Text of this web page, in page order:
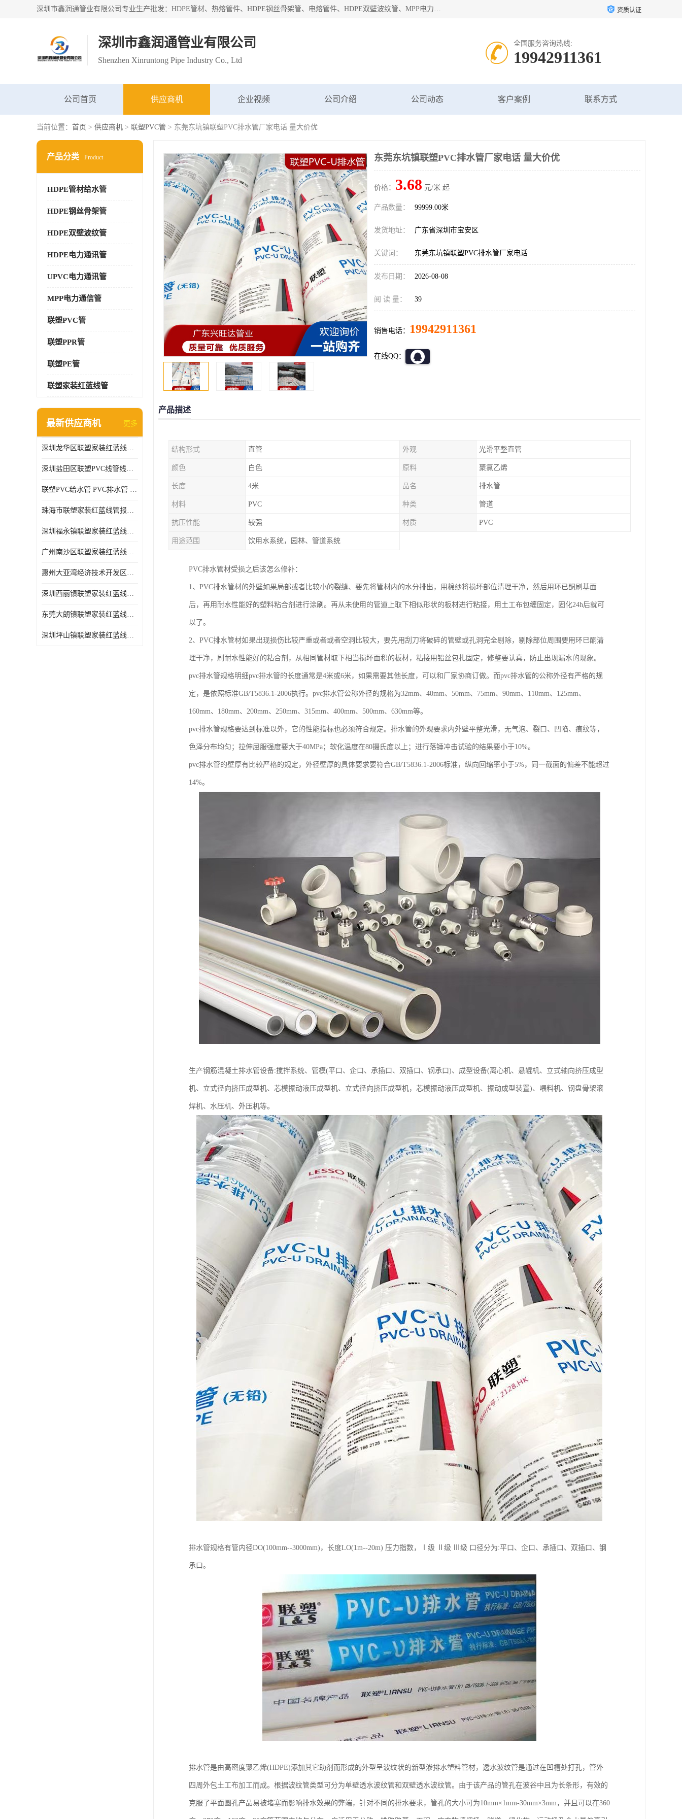
深圳市鑫润通管业有限公司专业生产批发：HDPE管材、热熔管件、HDPE钢丝骨架管、电熔管件、HDPE双壁波纹管、MPP电力管、井盖、PVC管材管件、PPR管材管件等；公司自创建以来，始终秉承“团结、务实、创新、守信”的服务宗旨，凭借专业的服务以及多年的勤奋拼搏，发展成为一家专业销售各种管材管件，绝缘电工套管及配件等系列产品的贸易公司。 资质认证
深圳市鑫润通管业有限公司
Shenzhen Xinruntong Pipe Industry Co., Ltd
全国服务咨询热线:
19942911361
公司首页 供应商机 企业视频 公司介绍 公司动态 客户案例 联系方式
当前位置： 首页 > 供应商机 > 联塑PVC管 > 东莞东坑镇联塑PVC排水管厂家电话 量大价优
产品分类 Product
HDPE管材给水管
HDPE钢丝骨架管
HDPE双壁波纹管
HDPE电力通讯管
UPVC电力通讯管
MPP电力通信管
联塑PVC管
联塑PPR管
联塑PE管
联塑家装红蓝线管
最新供应商机 更多
深圳龙华区联塑家装红蓝线管报价单
深圳盐田区联塑PVC线管线槽厂商 可零售批发
联塑PVC给水管 PVC排水管 PVC线管线槽
珠海市联塑家装红蓝线管报价表 联塑水管供货商
深圳福永镇联塑家装红蓝线管价格 支持送货上门
广州南沙区联塑家装红蓝线管批发 库存充足
惠州大亚湾经济技术开发区联塑PPR热水管公司
深圳西丽镇联塑家装红蓝线管供货商 联塑管道供应
东莞大朗镇联塑家装红蓝线管电话 联塑管道经销商
深圳坪山镇联塑家装红蓝线管型号 来电咨询
东莞东坑镇联塑PVC排水管厂家电话 量大价优
价格： 3.68 元/米 起
产品数量： 99999.00米
发货地址： 广东省深圳市宝安区
关键词： 东莞东坑镇联塑PVC排水管厂家电话
发布日期： 2026-08-08
阅 读 量： 39
销售电话： 19942911361
在线QQ：
产品描述
结构形式 直管 外观 光滑平整直管
颜色 白色 原料 聚氯乙烯
长度 4米 品名 排水管
材料 PVC 种类 管道
抗压性能 较强 材质 PVC
用途范围 饮用水系统，园林、管道系统
PVC排水管材受损之后该怎么修补：
1、PVC排水管材的外壁如果局部或者比较小的裂缝、要先将管材内的水分排出，用棉纱将损坏部位清理干净，然后用环已酮刷基面
后，再用耐水性能好的塑料粘合剂进行涂刷。再从未使用的管道上取下相似形状的板材进行粘接，用土工布包缠固定，固化24h后就可
以了。
2、PVC排水管材如果出现损伤比较严重或者或者空洞比较大，要先用刮刀将破碎的管壁或孔洞完全剔除，剔除部位周围要用环已酮清
理干净，刷耐水性能好的粘合剂，从相同管材取下相当损坏面积的板材，粘接用铅丝包扎固定，修整要认真，防止出现漏水的现象。
pvc排水管规格明细pvc排水管的长度通常是4米或6米，如果需要其他长度，可以和厂家协商订做。而pvc排水管的公称外径有严格的规
定，是依照标准GB/T5836.1-2006执行。pvc排水管公称外径的规格为32mm、40mm、50mm、75mm、90mm、110mm、125mm、
160mm、180mm、200mm、250mm、315mm、400mm、500mm、630mm等。
pvc排水管规格要达到标准以外，它的性能指标也必须符合规定。排水管的外观要求内外壁平整光滑，无气泡、裂口、凹陷、痕纹等，
色泽分布均匀；拉伸屈服强度要大于40MPa；软化温度在80摄氏度以上；进行落锤冲击试验的结果要小于10%。
pvc排水管的壁厚有比较严格的规定，外径壁厚的具体要求要符合GB/T5836.1-2006标准，纵向回缩率小于5%，同一截面的偏差不能超过
14%。
生产钢筋混凝土排水管设备:搅拌系统、管模(平口、企口、承插口、双插口、钢承口)、成型设备(离心机、悬辊机、立式轴向挤压成型
机、立式径向挤压成型机、芯模振动液压成型机、立式径向挤压成型机，芯模振动液压成型机、振动成型装置)、喂料机、钢盘骨架滚
焊机、水压机、外压机等。
排水管规格有管内径DO(100mm--3000mm)，长度LO(1m--20m) 压力指数，Ⅰ级 Ⅱ级 Ⅲ级 口径分为:平口、企口、承插口、双插口、钢
承口。
排水管是由高密度聚乙烯(HDPE)添加其它助剂而形成的外型呈波纹状的新型渗排水塑料管材，透水波纹管是通过在凹槽处打孔，管外
四周外包土工布加工而成。根据波纹管类型可分为单壁透水波纹管和双壁透水波纹管。由于该产品的管孔在波谷中且为长条形，有效的
克服了平面圆孔产品易被堵塞而影响排水效果的弊端，针对不同的排水要求，管孔的大小可为10mm×1mm-30mm×3mm，并且可以在360